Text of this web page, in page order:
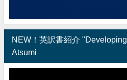
NEW！英訳書紹介
Atsumi